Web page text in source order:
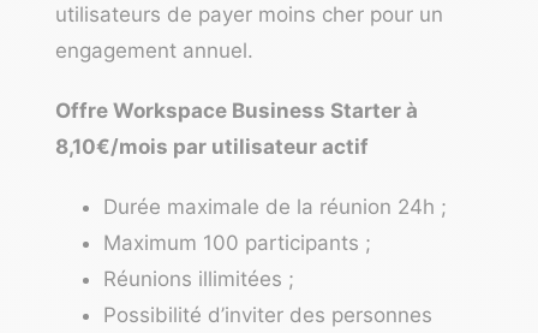
utilisateurs de payer moins cher pour un
engagement annuel.
Offre Workspace Business Starter à
8,10€/mois par utilisateur actif
Durée maximale de la réunion 24h ;
Maximum 100 participants ;
Réunions illimitées ;
Possibilité d’inviter des personnes